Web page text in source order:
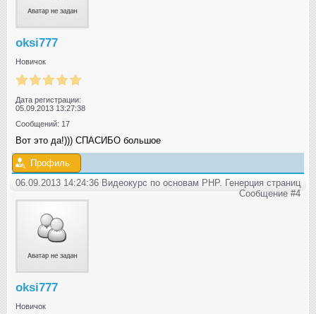
oksi777
Новичок
Дата регистрации:
05.09.2013 13:27:38
Сообщений: 17
Вот это да!))) СПАСИБО большое
Профиль
06.09.2013 14:24:36 Видеокурс по основам PHP. Генерция страниц
Сообщение #4
oksi777
Новичок